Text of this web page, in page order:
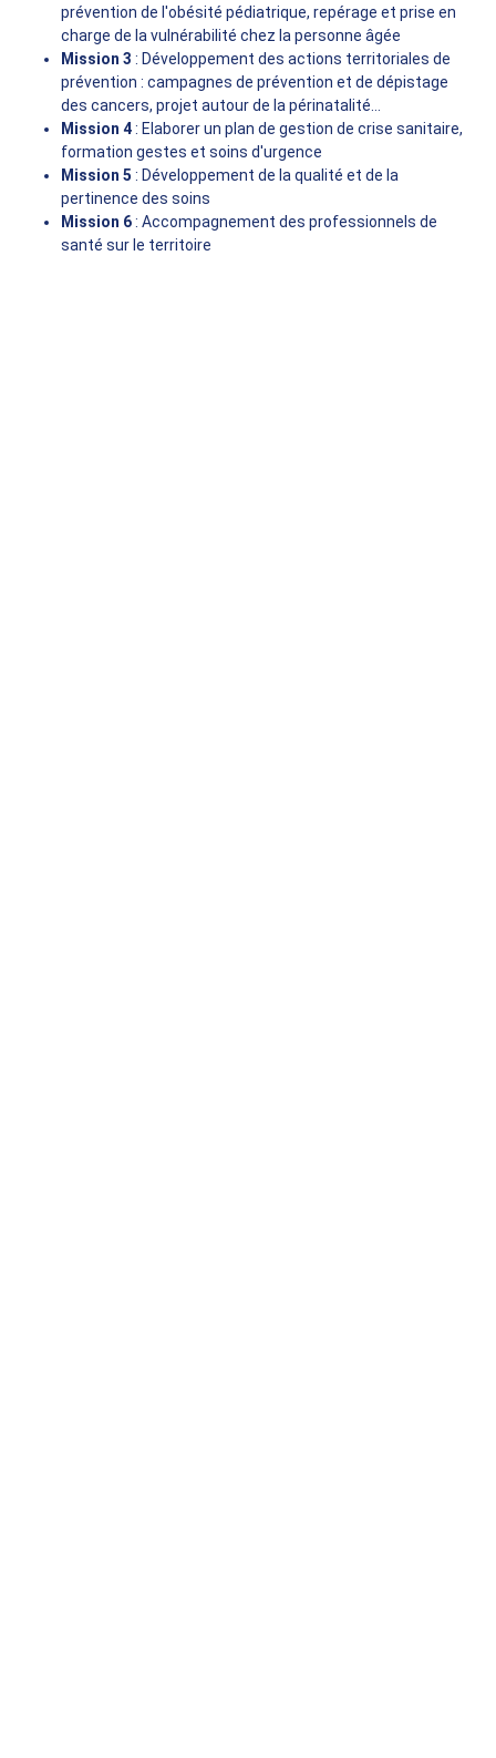
prévention de l'obésité pédiatrique, repérage et prise en
charge de la vulnérabilité chez la personne âgée
Mission 3 : Développement des actions territoriales de
prévention : campagnes de prévention et de dépistage
des cancers, projet autour de la périnatalité…
Mission 4: Elaborer un plan de gestion de crise sanitaire,
formation gestes et soins d'urgence
Mission 5: Développement de la qualité et de la
pertinence des soins
Mission 6: Accompagnement des professionnels de
santé sur le territoire